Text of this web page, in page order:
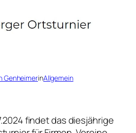
GenheimerinAllgemein
findet das diesjährige